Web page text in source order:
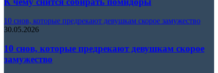
10 снов, которые предрекают девушкам скорое замужество
30.05.2026
10 снов, которые предрекают девушкам скорое
замужество